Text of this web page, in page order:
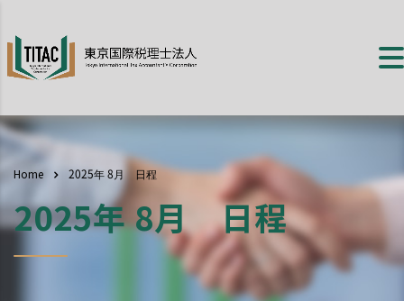
Home 2025年 8月 日程
2025年 8月 日程